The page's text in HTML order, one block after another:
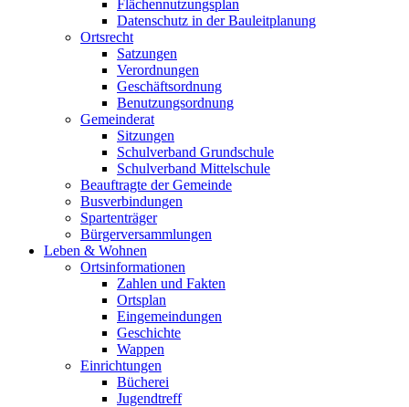
Flächennutzungsplan
Datenschutz in der Bauleitplanung
Ortsrecht
Satzungen
Verordnungen
Geschäftsordnung
Benutzungsordnung
Gemeinderat
Sitzungen
Schulverband Grundschule
Schulverband Mittelschule
Beauftragte der Gemeinde
Busverbindungen
Spartenträger
Bürgerversammlungen
Leben & Wohnen
Ortsinformationen
Zahlen und Fakten
Ortsplan
Eingemeindungen
Geschichte
Wappen
Einrichtungen
Bücherei
Jugendtreff